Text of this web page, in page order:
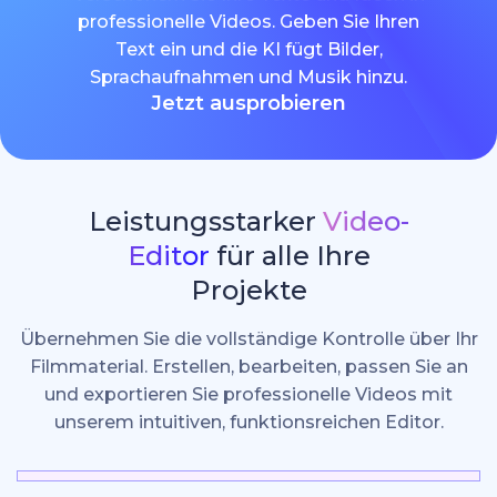
professionelle Videos. Geben Sie Ihren
Text ein und die KI fügt Bilder,
Sprachaufnahmen und Musik hinzu.
Jetzt ausprobieren
Leistungsstarker Video-
Editor für alle Ihre
Projekte
Übernehmen Sie die vollständige Kontrolle über Ihr
Filmmaterial. Erstellen, bearbeiten, passen Sie an
und exportieren Sie professionelle Videos mit
unserem intuitiven, funktionsreichen Editor.